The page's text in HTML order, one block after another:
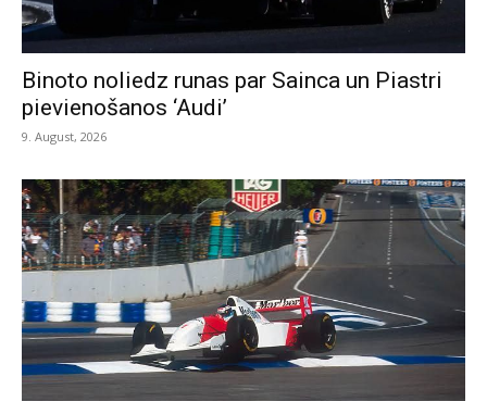
Binoto noliedz runas par Sainca un Piastri
pievienošanos ‘Audi’
9. August, 2026